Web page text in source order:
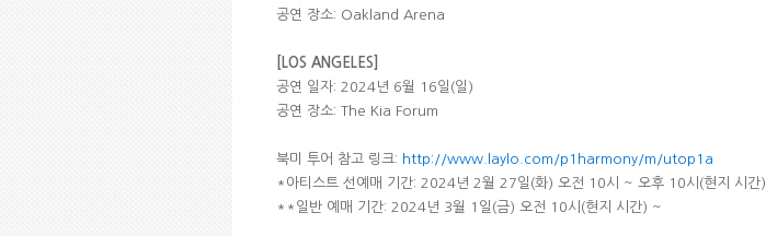
공연 장소: Oakland Arena
[LOS ANGELES]
공연 일자: 2024년 6월 16일(일)
공연 장소: The Kia Forum
북미 투어 참고 링크: http://www.laylo.com/p1harmony/m/utop1a
*아티스트 선예매 기간: 2024년 2월 27일(화) 오전 10시 ~ 오후 10시(현지 시간)
**일반 예매 기간: 2024년 3월 1일(금) 오전 10시(현지 시간) ~